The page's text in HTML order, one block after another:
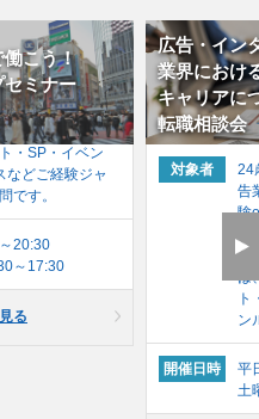
働こう！
セミナー
までの方で、広
ご経験（営業経
制作経験）を有
のご経験があれ
・SP・イベン
などご経験ジャ
です。
20:30
～17:30
る
広告・イン
業界におけ
キャリアに
転職相談会
対象者
24
告
験
※
ば
ト
ン
開催日時
平
土